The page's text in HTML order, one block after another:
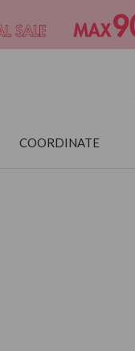
COORDINATE